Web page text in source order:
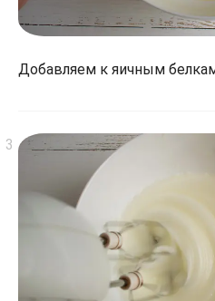
Добавляем к яичным